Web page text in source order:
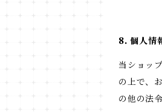
8. 個人情
当ショッ
の上で、
の他の法